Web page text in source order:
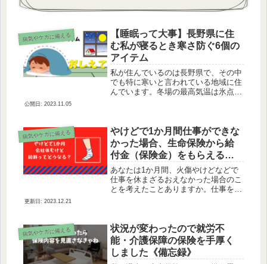
病気やケガに備える
【睡眠って大事】長野県に住
む私が寝るとき寒さ防ぐ6個の
アイテム
私が住んでいるのは長野県で、その中
でも特に寒いと言われている地域に住
んでいます。冬場の最高気温は氷点下
はないかと常に探しています。そし
て...
2023.11.05
病気やケガに備える
やけどで1か月間仕事ができな
かった場合、生命保険から給
付金（保険金）をもらえるの
か。
あなたは1か月間、火傷やけどなどで
仕事を休まざるおえなかった場合のこ
とを考えたことありますか。仕事を1
がきっかけです。１か月間仕事を休ん
だら...
2023.12.21
病気やケガに備える
状況が変わったので就労不
能・介護保障の保険を手厚く
しました《備忘録》